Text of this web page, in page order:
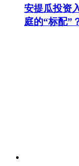
安提瓜投资
庭的“标配”